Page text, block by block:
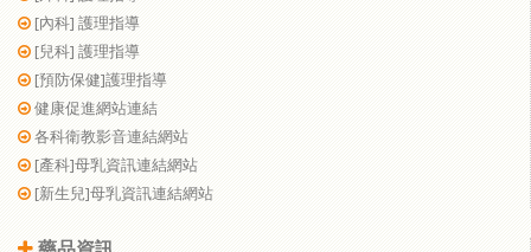
[內科] 護理指導
[兒科] 護理指導
[預防保健]護理指導
健康促進網站連結
各科衛教影音連結網站
[產科]母乳資訊連結網站
[新生兒]母乳資訊連結網站